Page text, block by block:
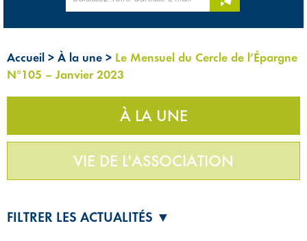
Accueil > À la une > Le Mensuel du Cercle de l’Épargne
N°105 – Janvier 2023
À LA UNE
VIE DE L'ASSOCIATION
FILTRER LES ACTUALITÉS ▼